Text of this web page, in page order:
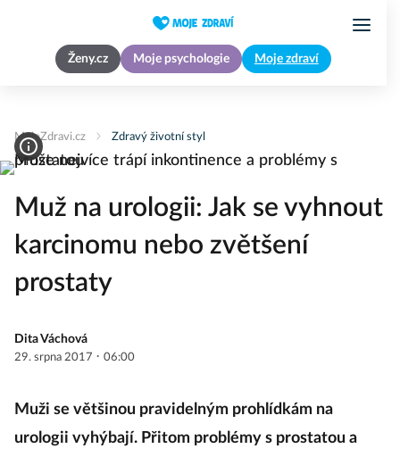
Ženy.cz Moje psychologie Moje zdraví
MojeZdravi.cz Zdravý životní styl
Muž na urologii: Jak se vyhnout
karcinomu nebo zvětšení
prostaty
Dita Váchová
29. srpna 2017 · 06:00
Muži se většinou pravidelným prohlídkám na
urologii vyhýbají. Přitom problémy s prostatou a